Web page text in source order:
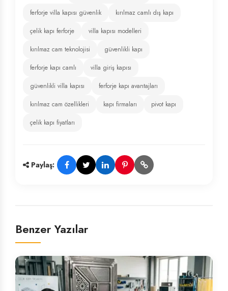
ferforje villa kapısı güvenlik
kırılmaz camlı dış kapı
çelik kapı ferforje
villa kapısı modelleri
kırılmaz cam teknolojisi
güvenlikli kapı
ferforje kapı camlı
villa giriş kapısı
güvenlikli villa kapısı
ferforje kapı avantajları
kırılmaz cam özellikleri
kapı firmaları
pivot kapı
çelik kapı fiyatları
Paylaş:
Benzer Yazılar